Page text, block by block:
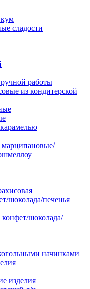
сладости
работы
из кондитерской
шоколада/печенья
шоколада/
начинками
изделия